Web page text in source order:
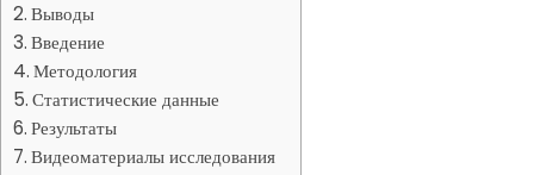
Выводы
Введение
Методология
Статистические данные
Результаты
Видеоматериалы исследования